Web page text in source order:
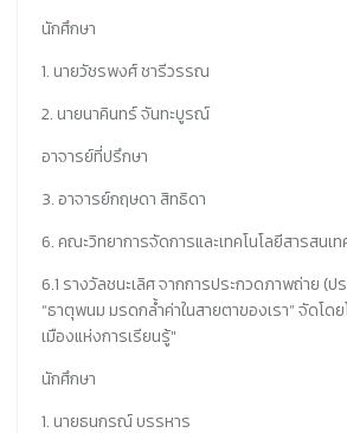
นักศึกษา
1. นายวัชรพงศ์ ชารีวรรณ
2. นายนาคินทร์ จันทะบูรณ์
อาจารย์ที่ปรึกษา
3. อาจารย์กฤษดา สิทธิดา
6. คณะวิทยาการจัดการและเทคโนโลยีสารสนเ
6.1 รางวัลชนะเลิศ จากการประกวดภาพถ่าย (ป
“ธาตุพนม มรดกล้ำค่าในสายตาของเรา” จัดโด
เมืองแห่งการเรียนรู้"
นักศึกษา
1. นายธนกรณ์ บรรหาร